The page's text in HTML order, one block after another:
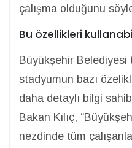
çalışma olduğunu
Bu özellikleri
Büyükşehir Belediyesi
stadyumun bazı
daha detaylı bilgi
Bakan Kılıç,
nezdinde tüm